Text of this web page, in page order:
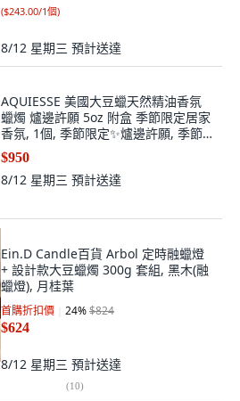
($243.00/1個)
8/12 星期三 預計送達
AQUIESSE 美國大豆蠟天然精油香氛
蠟燭 爐邊許願 5oz 附盒 季節限定居家
香氛, 1個, 季節限定✨爐邊許願, 季節
限定✨爐邊許願
$950
8/12 星期三 預計送達
Ein.D Candle百貨 Arbol 定時融蠟燈
+ 設計款大豆蠟燭 300g 套組, 黑木(融
蠟燈), 月桂葉
首購折扣價 24%$824
$624
8/12 星期三 預計送達
(10)